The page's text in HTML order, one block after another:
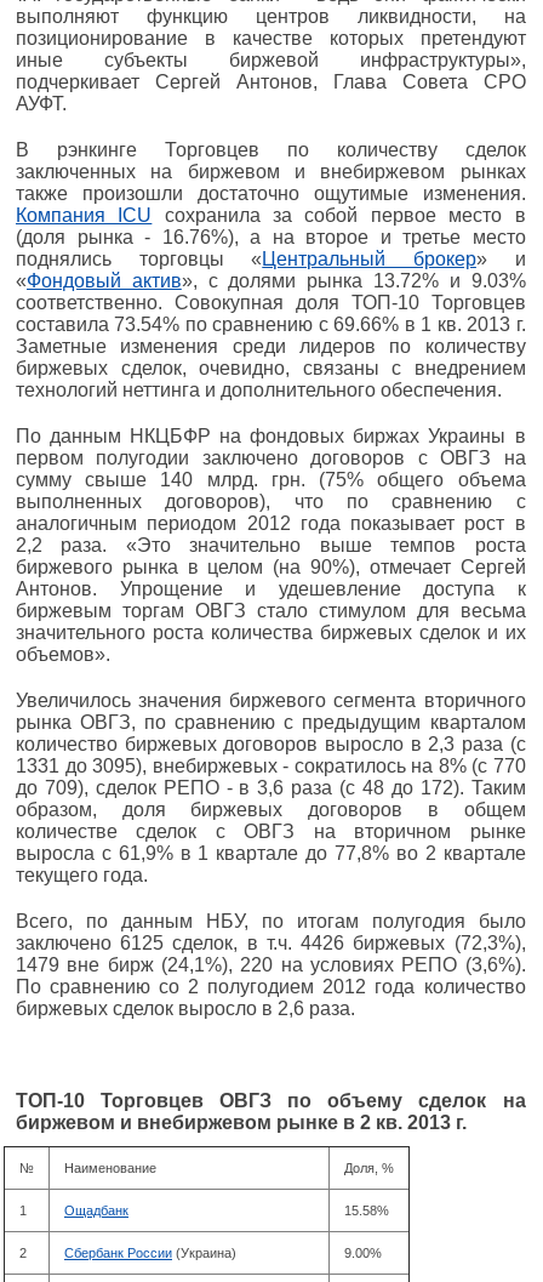
выполняют функцию центров ликвидности, на
позиционирование в качестве которых претендуют
иные субъекты биржевой инфраструктуры»,
подчеркивает Сергей Антонов, Глава Совета СРО
АУФТ.
В рэнкинге Торговцев по количеству сделок
заключенных на биржевом и внебиржевом рынках
также произошли достаточно ощутимые изменения.
Компания ICU сохранила за собой первое место в
(доля рынка - 16.76%), а на второе и третье место
поднялись торговцы «Центральный брокер» и
«Фондовый актив», с долями рынка 13.72% и 9.03%
соответственно. Совокупная доля ТОП-10 Торговцев
составила 73.54% по сравнению с 69.66% в 1 кв. 2013 г.
Заметные изменения среди лидеров по количеству
биржевых сделок, очевидно, связаны с внедрением
технологий неттинга и дополнительного обеспечения.
По данным НКЦБФР на фондовых биржах Украины в
первом полугодии заключено договоров с ОВГЗ на
сумму свыше 140 млрд. грн. (75% общего объема
выполненных договоров), что по сравнению с
аналогичным периодом 2012 года показывает рост в
2,2 раза. «Это значительно выше темпов роста
биржевого рынка в целом (на 90%), отмечает Сергей
Антонов. Упрощение и удешевление доступа к
биржевым торгам ОВГЗ стало стимулом для весьма
значительного роста количества биржевых сделок и их
объемов».
Увеличилось значения биржевого сегмента вторичного
рынка ОВГЗ, по сравнению с предыдущим кварталом
количество биржевых договоров выросло в 2,3 раза (с
1331 до 3095), внебиржевых - сократилось на 8% (с 770
до 709), сделок РЕПО - в 3,6 раза (с 48 до 172). Таким
образом, доля биржевых договоров в общем
количестве сделок с ОВГЗ на вторичном рынке
выросла с 61,9% в 1 квартале до 77,8% во 2 квартале
текущего года.
Всего, по данным НБУ, по итогам полугодия было
заключено 6125 сделок, в т.ч. 4426 биржевых (72,3%),
1479 вне бирж (24,1%), 220 на условиях РЕПО (3,6%).
По сравнению со 2 полугодием 2012 года количество
биржевых сделок выросло в 2,6 раза.
ТОП-10 Торговцев ОВГЗ по объему сделок на
биржевом и внебиржевом рынке в 2 кв. 2013 г.
№ Наименование Доля, %
1 Ощадбанк 15.58%
2 Сбербанк России (Украина) 9.00%